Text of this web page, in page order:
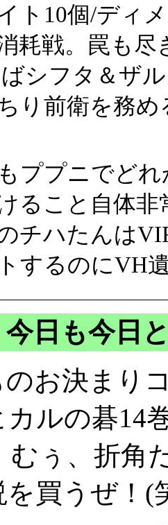
ト10個/ディ
耗戦。罠も
シフタ＆ザ
り前衛を務
ププニでど
ること自体
チハたんは
するのにVH
今日も今
のお決まり
カルの碁14
むぅ、折角
を買うぜ！(